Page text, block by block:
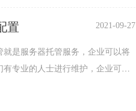
置 2021-09-27
是服务器托管服务，企业可以将
专业的人士进行维护，企业可以